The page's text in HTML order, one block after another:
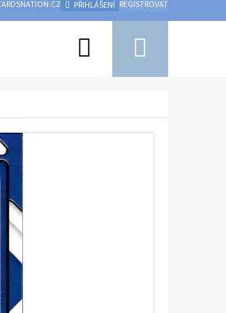
PŘIHLÁŠENÍ REGISTROVAT
Hledat